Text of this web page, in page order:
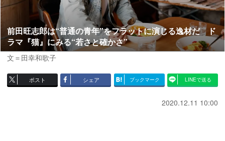
前田旺志郎は“普通の青年”をフラットに演じる逸材だ ド
ラマ『猫』にみる“若さと確かさ”
文＝田幸和歌子
ポスト シェア ブックマーク LINEで送る
2020.12.11 10:00